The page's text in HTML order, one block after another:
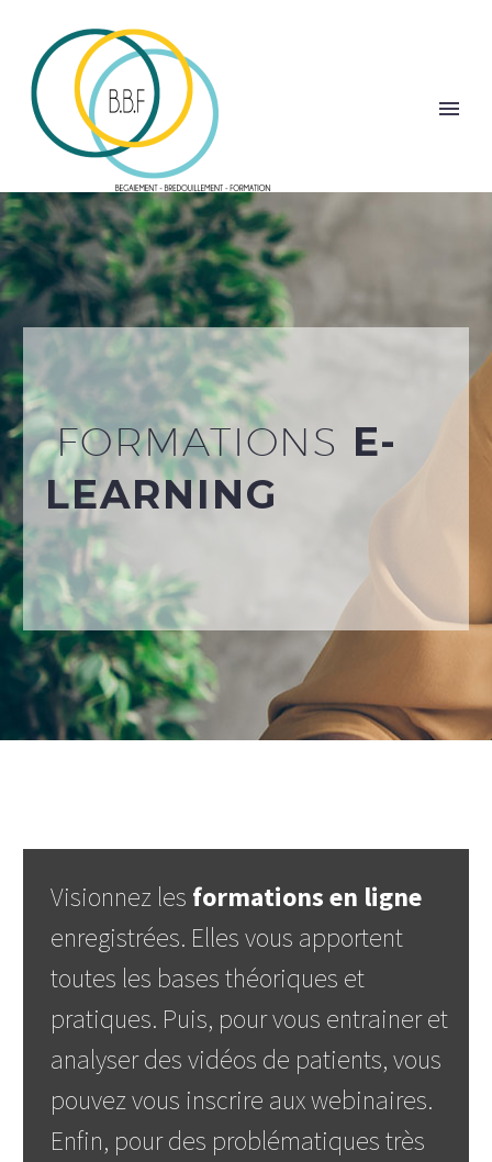
FORMATIONS E-
LEARNING
Visionnez les formations en ligne
enregistrées. Elles vous apportent
toutes les bases théoriques et
pratiques. Puis, pour vous entrainer et
analyser des vidéos de patients, vous
pouvez vous inscrire aux webinaires.
Enfin, pour des problématiques très